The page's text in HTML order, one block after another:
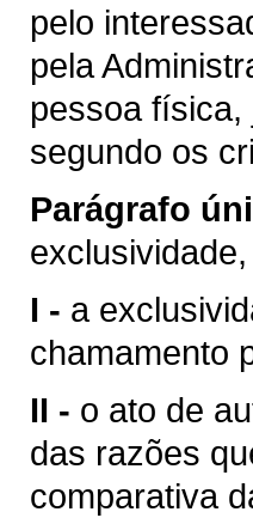
pelo
pela
pessoa
segundo os
Parágrafo
I - a
chamamento
II - o ato de
das razões
comparativa